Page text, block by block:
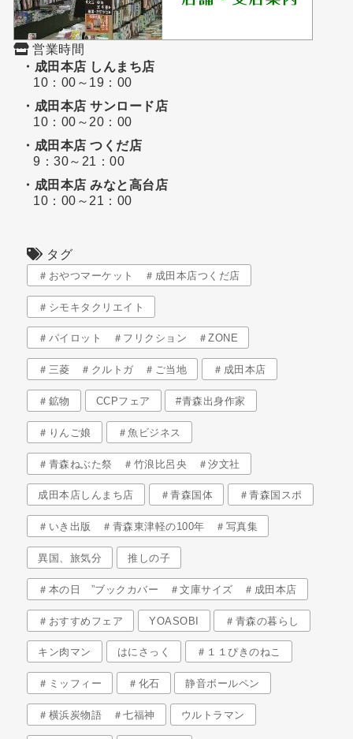
営業時間
・成田本店 しんまち店
10：00～19：00
・成田本店 サンロード店
10：00～20：00
・成田本店 つくだ店
9：30～21：00
・成田本店 みなと高台店
10：00～21：00
タグ
＃おやつマーケット ＃成田本店つくだ店
＃シモキタクリエイト
＃パイロット ＃フリクション ＃ZONE
＃三菱 ＃クルトガ ＃ご当地 ＃成田本店
＃鉱物 CCPフェア #青森出身作家
＃りんご娘 ＃魚ビジネス
＃青森ねぶた祭 ＃竹浪比呂央 ＃汐文社
成田本店しんまち店 ＃青森国体 ＃青森国スポ
＃いき出版 ＃青森東津軽の100年 ＃写真集
異国、旅気分 推しの子
＃本の日 ”ブックカバー ＃文庫サイズ ＃成田本店
＃おすすめフェア YOASOBI ＃青森の暮らし
キン肉マン はにさっく ＃１１ぴきのねこ
＃ミッフィー ＃化石 静音ボールペン
＃横浜炭物語 ＃七福神 ウルトラマン